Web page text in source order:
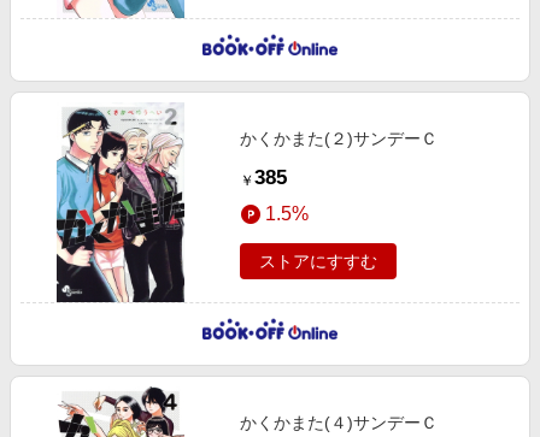
かくかまた(２)サンデーＣ
￥ 385
1.5%
ストアにすすむ
かくかまた(４)サンデーＣ